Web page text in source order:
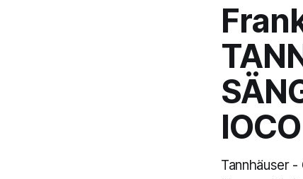
IOCO
Tannhäuser